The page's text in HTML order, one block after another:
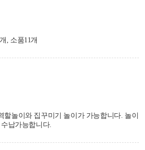
, 소품11개
할놀이와 집꾸미기 놀이가 가능합니다. 놀이
납가능합니다.